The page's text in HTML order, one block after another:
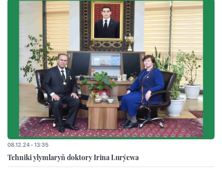
08.12.24 - 13:35
Tehniki ylymlaryň doktory Irina Lurýewa